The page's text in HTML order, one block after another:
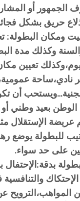
الجمهور أو
حريق بشكل
ومكان البطولة:
يوم،وكذلك تعيين
نادي،ساحة
أن
الوطن بعيد وطني أو
الإستقلال
للبطولة يوضع
على حد سواء.
بدقة:الإحتفال
المواهب،الترويح